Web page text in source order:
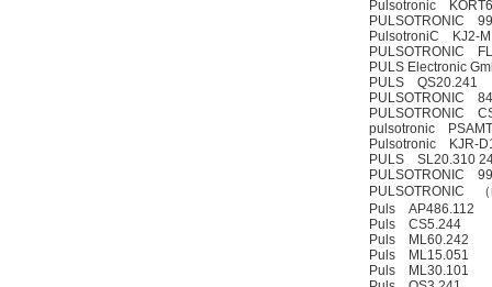
Pulsotronic
PULSOTRONIC
PulsotroniC KJ2-
PULSOTRONIC
PULS Electronic
PULS QS20.241
PULSOTRONIC
PULSOTRONIC
pulsotronic
Pulsotronic KJR-
PULS SL20.310
PULSOTRONIC
PULSOTRONIC
Puls AP486.112
Puls CS5.244
Puls ML60.242
Puls ML15.051
Puls ML30.101